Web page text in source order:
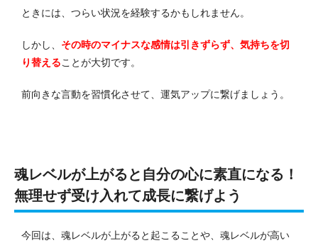
ときには、つらい状況を経験するかもしれません。
しかし、 その時のマイナスな感情は引きずらず、気持ちを切
り替えることが大切です。
前向きな言動を習慣化させて、運気アップに繋げましょう。
魂レベルが上がると自分の心に素直になる！
無理せず受け入れて成長に繋げよう
今回は、魂レベルが上がると起こることや、魂レベルが高い